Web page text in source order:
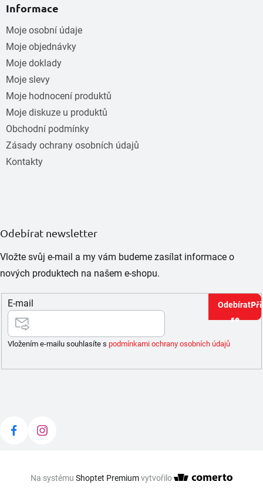
Informace
Moje osobní údaje
Moje objednávky
Moje doklady
Moje slevy
Moje hodnocení produktů
Moje diskuze u produktů
Obchodní podmínky
Zásady ochrany osobních údajů
Kontakty
Odebírat newsletter
Vložte svůj e-mail a my vám budeme zasílat informace o
nových produktech na našem e-shopu.
E-mail
Vložením e-mailu souhlasíte s podmínkami ochrany osobních údajů
se
Na systému Shoptet Premiumvytvořilo